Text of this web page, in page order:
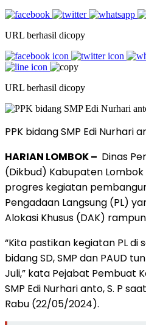
URL berhasil dicopy
URL berhasil dicopy
PPK bidang SMP Edi Nurhari
HARIAN LOMBOK – Dinas
(Dikbud) Kabupaten
progres kegiatan
Pengadaan Langsung (PL)
Alokasi Khusus (DAK)
“Kita pastikan kegiatan PL di
bidang SD, SMP dan PAUD
Juli,” kata Pejabat Pembuat
SMP Edi Nurhari anto, S. P
Rabu (22/05/2024).